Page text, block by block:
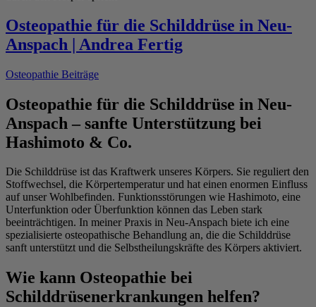
Osteopathie für die Schilddrüse in Neu-
Anspach | Andrea Fertig
Osteopathie Beiträge
Osteopathie für die Schilddrüse in Neu-
Anspach – sanfte Unterstützung bei
Hashimoto & Co.
Die Schilddrüse ist das Kraftwerk unseres Körpers. Sie reguliert den
Stoffwechsel, die Körpertemperatur und hat einen enormen Einfluss
auf unser Wohlbefinden. Funktionsstörungen wie Hashimoto, eine
Unterfunktion oder Überfunktion können das Leben stark
beeinträchtigen. In meiner Praxis in Neu-Anspach biete ich eine
spezialisierte osteopathische Behandlung an, die die Schilddrüse
sanft unterstützt und die Selbstheilungskräfte des Körpers aktiviert.
Wie kann Osteopathie bei
Schilddrüsenerkrankungen helfen?